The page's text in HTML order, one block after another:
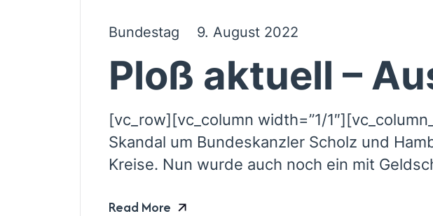
Bundestag 9. August 2022
Ploß aktuell –
[vc_row][vc_column width=”1/
Skandal um Bundeskanzler Scholz und
Kreise. Nun wurde auch noch ein mit
Read More